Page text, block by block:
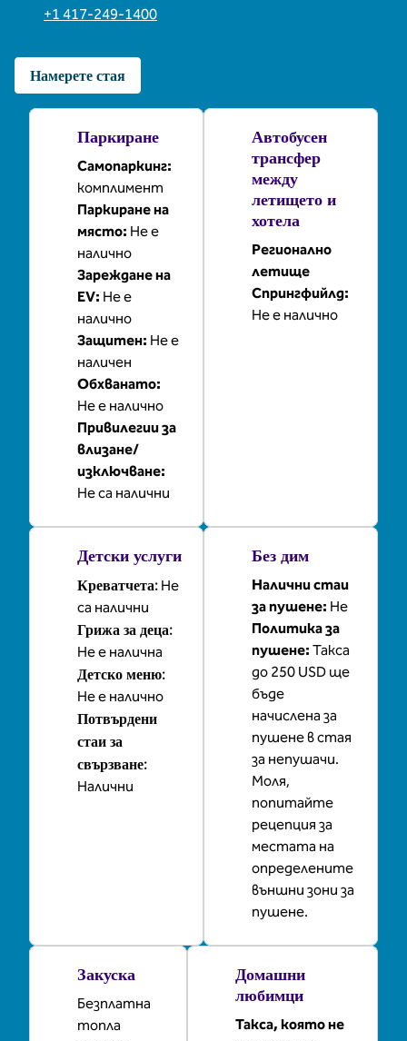
Отваря нов раздел
+1 417-249-1400
Намерете стая
Паркиране
Самопаркинг:
комплимент
Паркиране на
място: Не е
налично
Зареждане на
EV: Не е
налично
Защитен: Не е
наличен
Обхванато:
Не е налично
Привилегии за
влизане/
изключване:
Не са налични
Автобусен
трансфер
между
летището и
хотела
Регионално
летище
Спрингфийлд:
Не е налично
Детски услуги
Креватчета: Не
са налични
Грижа за деца:
Не е налична
Детско меню:
Не е налично
Потвърдени
стаи за
свързване:
Налични
Без дим
Налични стаи
за пушене: Не
Политика за
пушене: Такса
до 250 USD ще
бъде
начислена за
пушене в стая
за непушачи.
Моля,
попитайте
рецепция за
местата на
определените
външни зони за
пушене.
Закуска
Безплатна
топла
Домашни
любимци
Такса, която не